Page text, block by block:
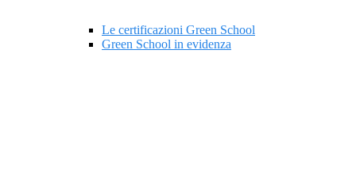
Le certificazioni Green School
Green School in evidenza